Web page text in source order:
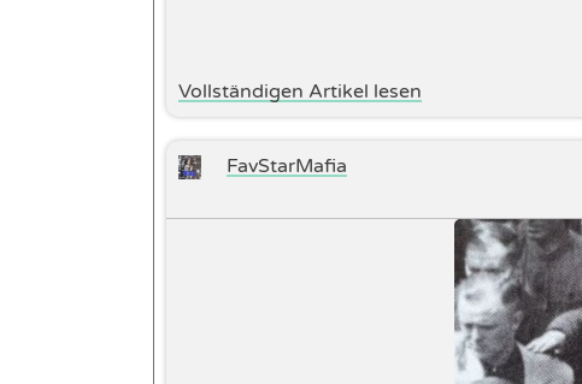
Vollständigen Artikel lesen
FavStarMafia